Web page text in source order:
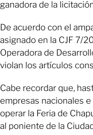
ganadora de la
De acuerdo con el
asignado en la CJF 7/
Operadora de
violan los artículos
Cabe recordar que,
empresas nacionales
operar la Feria de
al poniente de la